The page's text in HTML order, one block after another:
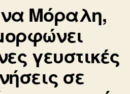
Μόραλη,
γευστικές
σε